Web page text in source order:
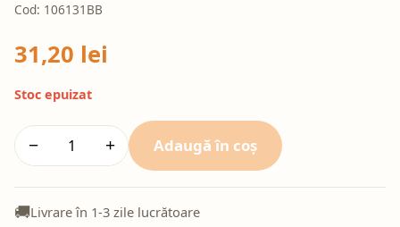
Cod: 106131BB
31,20 lei
Stoc epuizat
− + Adaugă în coș
🚚Livrare în 1-3 zile lucrătoare